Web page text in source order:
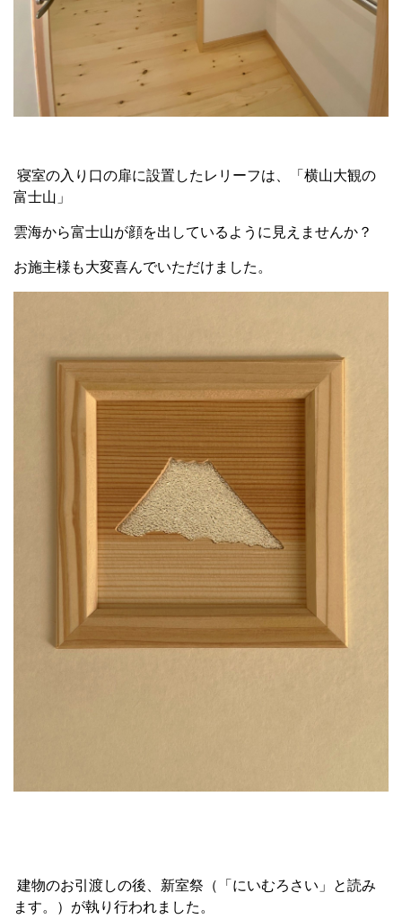
寝室の入り口の扉に設置したレリーフは、「横山大観の
富士山」
雲海から富士山が顔を出しているように見えませんか？
お施主様も大変喜んでいただけました。
建物のお引渡しの後、新室祭（「にいむろさい」と読み
ます。）が執り行われました。